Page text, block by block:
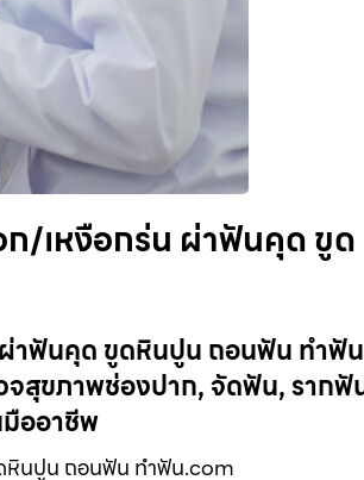
/เหงือกร่น ผ่าฟันคุด ขูด
าฟันคุด ขูดหินปูน ถอนฟัน ทำฟั
สุขภาพช่องปาก, จัดฟัน, รากฟั
ออาชีพ
หินปูน ถอนฟัน ทำฟัน.com